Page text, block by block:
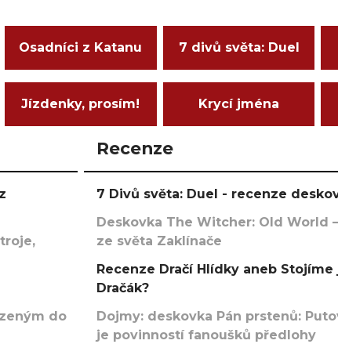
Osadníci z Katanu 7 divů světa: Duel
Jízdenky, prosím! Krycí jména
do
Recenze
7 Divů světa: Duel - recenze
Deskovka The Witcher: Old World
ze světa Zaklínače
Recenze Dračí Hlídky aneb
Dračák?
Dojmy: deskovka Pán prstenů:
je povinností fanoušků předlohy